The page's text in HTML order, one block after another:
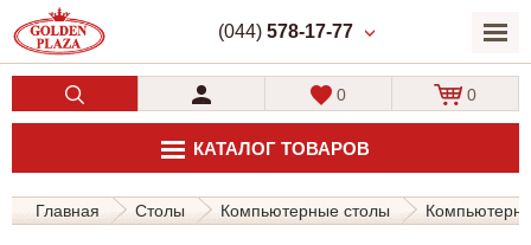
(044) 578-17-77
КАТАЛОГ ТОВАРОВ
0 0
Главная Столы Компьютерные столы